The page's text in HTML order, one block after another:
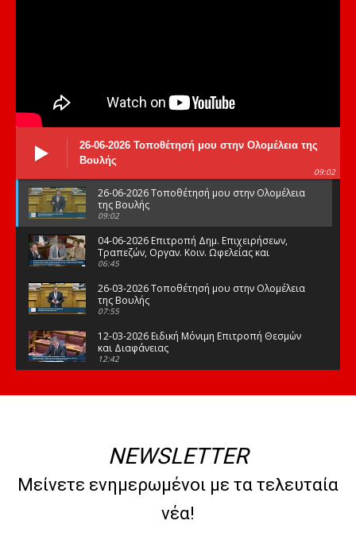
26-06-2026 Τοποθέτησή μου στην Ολομέλεια της
Βουλής
09:02
26-06-2026 Τοποθέτησή μου στην Ολομέλεια
της Βουλής
09:02
04-06-2026 Επιτροπή Δημ. Επιχειρήσεων,
Τραπεζών, Οργαν. Κοιν. Ωφελείας και
Φορέων Κοινων. Ασφάλισης
06:45
26-03-2026 Τοποθέτησή μου στην Ολομέλεια
της Βουλής
07:55
12-03-2026 Ειδική Μόνιμη Επιτροπή Θεσμών
και Διαφάνειας
12:42
της Βουλής
08:47
10-02-2026 Διαρκής Επιτροπή Μορφωτικών
Υποθέσεων
NEWSLETTER
Μείνετε ενημερωμένοι με τα τελευταία
νέα!